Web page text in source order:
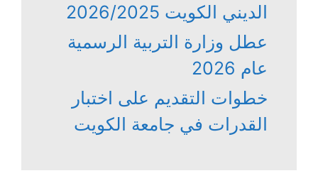
الديني الكويت 2026/2025
عطل وزارة التربية الرسمية
عام 2026
خطوات التقديم على اختبار
القدرات في جامعة الكويت